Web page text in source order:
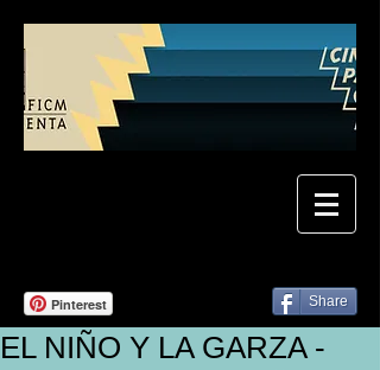
Pinterest Share
EL NIÑO Y LA GARZA -